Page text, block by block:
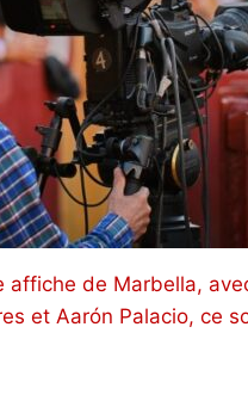
affiche de Marbella,
et Aarón Palacio, ce